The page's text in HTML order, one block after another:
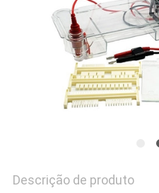
Descrição de produto